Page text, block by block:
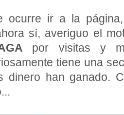
ocurre ir a la
sí, averiguo el
por visitas y
tiene una
dinero han ganado.